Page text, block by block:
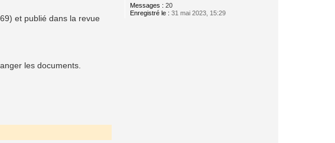
Messages : 20
Enregistré le : 31 mai 2023, 15:29
et publié dans la revue
les documents.